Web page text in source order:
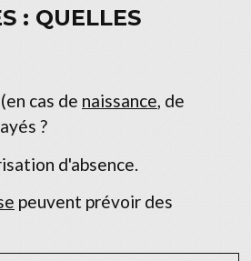
: QUELLES
cas de naissance, de
?
d'absence.
peuvent prévoir des